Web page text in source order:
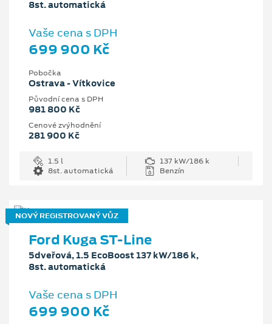
8st. automatická
Vaše cena s DPH
699 900 Kč
Pobočka
Ostrava - Vítkovice
Původní cena s DPH
981 800 Kč
Cenové zvýhodnění
281 900 Kč
1.5 l
137 kW/186 k
8st. automatická
Benzín
NOVÝ REGISTROVANÝ VŮZ
Ford Kuga ST-Line
5dveřová, 1.5 EcoBoost 137 kW/186 k,
8st. automatická
Vaše cena s DPH
699 900 Kč